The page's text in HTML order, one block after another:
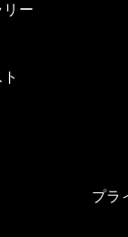
リー
プラ